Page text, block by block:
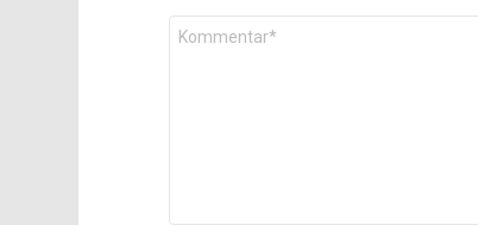
Kommentar